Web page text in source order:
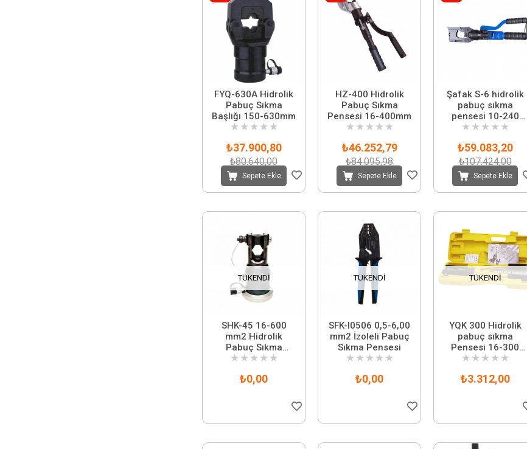
FYQ-630A Hidrolik
Pabuç Sıkma
Başlığı 150-630mm
★ ★ ★ ★ ★
₺37.900,80
₺80.640,00
Sepete Ekle
HZ-400 Hidrolik
Pabuç Sıkma
Pensesi 16-400mm
★ ★ ★ ★ ★
₺46.252,79
₺84.095,98
Sepete Ekle
Şafak S-6 hidrolik
pabuç sıkma
pensesi 10-240
mm
★ ★ ★ ★ ★
₺59.083,20
₺107.424,00
Sepete Ekle
TÜKENDI
SHK-45 16-600
mm2 Hidrolik
Pabuç Sıkma
Başlığı
★ ★ ★ ★ ★
₺0,00
TÜKENDI
SFK-I0506 0,5-6,00
mm2 İzoleli Pabuç
Sıkma Pensesi
★ ★ ★ ★ ★
₺0,00
TÜKENDI
YQK 300 Hidrolik
pabuç sıkma
Pensesi 16-300
mm2 arası
★ ★ ★ ★ ★
₺3.312,00